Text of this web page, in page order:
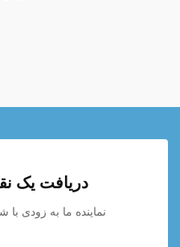
دریافت یک
نماینده ما به زودی